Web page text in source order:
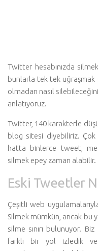
Twitter hesabınızda
bunlarla tek tek uğraşmak
olmadan nasıl
anlatıyoruz.
Twitter, 140 karakterle
blog sitesi diyebiliriz. Çok
hatta binlerce tweet,
silmek epey zaman alabilir.
Eski Tweetler
Çeşitli web
Silmek mümkün, ancak bu
silme sınırı bulunuyor.
farklı bir yol izledik